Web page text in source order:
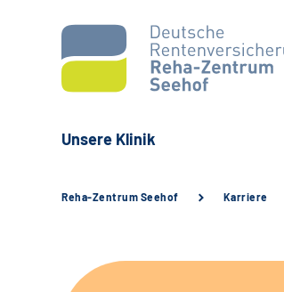
Unsere Klinik
Reha-Zentrum Seehof Karriere